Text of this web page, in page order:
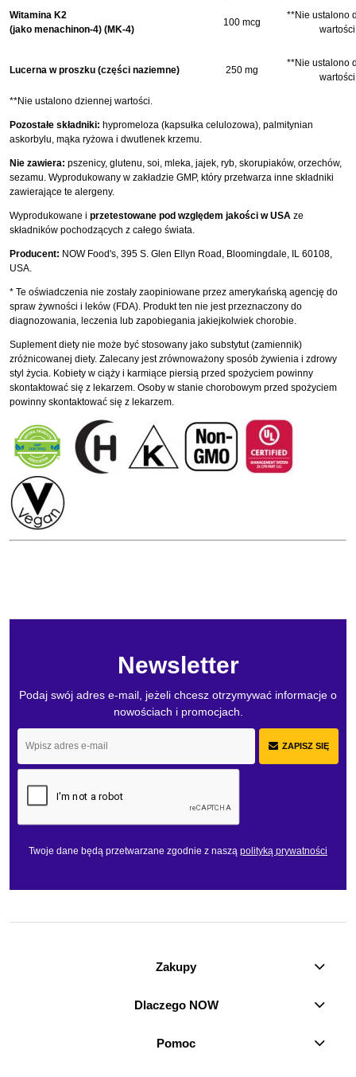
Witamina K2
(jako menachinon-4) (MK-4)
100 mcg
**Nie ustalono
Lucerna w proszku (części naziemne) 250 mg
**Nie ustalono
**Nie ustalono dziennej wartości.
Pozostałe składniki: hypromeloza (kapsułka celulozowa), palmitynian
askorbylu, mąka ryżowa i dwutlenek krzemu.
Nie zawiera: pszenicy, glutenu, soi, mleka, jajek, ryb, skorupiaków, orzechów,
sezamu. Wyprodukowany w zakładzie GMP, który przetwarza inne składniki
zawierające te alergeny.
Wyprodukowane i przetestowane pod względem jakości w USA ze
składników pochodzących z całego świata.
Producent: NOW Food's, 395 S. Glen Ellyn Road, Bloomingdale, IL 60108,
USA.
* Te oświadczenia nie zostały zaopiniowane przez amerykańską agencję do
spraw żywności i leków (FDA). Produkt ten nie jest przeznaczony do
diagnozowania, leczenia lub zapobiegania jakiejkolwiek chorobie.
Suplement diety nie może być stosowany jako substytut (zamiennik)
zróżnicowanej diety. Zalecany jest zrównoważony sposób żywienia i zdrowy
styl życia. Kobiety w ciąży i karmiące piersią przed spożyciem powinny
skontaktować się z lekarzem. Osoby w stanie chorobowym przed spożyciem
powinny skontaktować się z lekarzem.
Newsletter
Podaj swój adres e-mail, jeżeli chcesz otrzymywać informacje o
nowościach i promocjach.
ZAPISZ SIĘ
Twoje dane będą przetwarzane zgodnie z naszą polityką prywatności
Zakupy
Dlaczego NOW
Pomoc